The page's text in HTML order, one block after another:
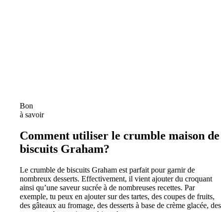
Bon
à savoir
Comment utiliser le crumble maison de
biscuits Graham?
Le crumble de biscuits Graham est parfait pour garnir de
nombreux desserts. Effectivement, il vient ajouter du croquant
ainsi qu’une saveur sucrée à de nombreuses recettes. Par
exemple, tu peux en ajouter sur des tartes, des coupes de fruits,
des gâteaux au fromage, des desserts à base de crème glacée, des